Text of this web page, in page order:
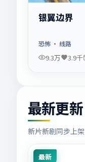
银翼边界
恐怖· 线路
9.3万 3.9千
最新更新
新片新剧同步上架
最新